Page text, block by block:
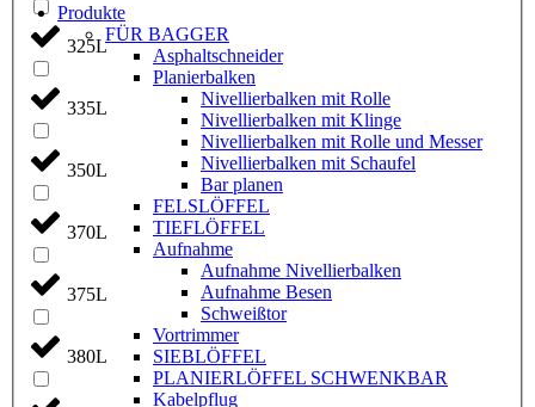
325L
335L
350L
370L
375L
380L
Produkte
FÜR BAGGER
Asphaltschneider
Planierbalken
Nivellierbalken mit Rolle
Nivellierbalken mit Klinge
Nivellierbalken mit Rolle und Messer
Nivellierbalken mit Schaufel
Bar planen
FELSLÖFFEL
TIEFLÖFFEL
Aufnahme
Aufnahme Nivellierbalken
Aufnahme Besen
Schweißtor
Vortrimmer
SIEBLÖFFEL
PLANIERLÖFFEL SCHWENKBAR
Kabelpflug